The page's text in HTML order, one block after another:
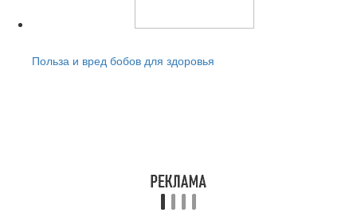
Польза и вред бобов для здоровья